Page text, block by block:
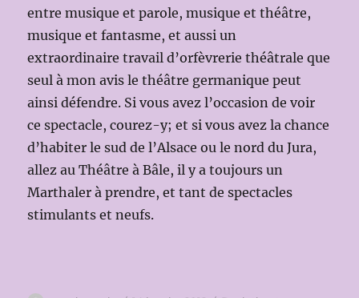
entre musique et parole, musique et théâtre,
musique et fantasme, et aussi un
extraordinaire travail d’orfèvrerie théâtrale que
seul à mon avis le théâtre germanique peut
ainsi défendre. Si vous avez l’occasion de voir
ce spectacle, courez-y; et si vous avez la chance
d’habiter le sud de l’Alsace ou le nord du Jura,
allez au Théâtre à Bâle, il y a toujours un
Marthaler à prendre, et tant de spectacles
stimulants et neufs.